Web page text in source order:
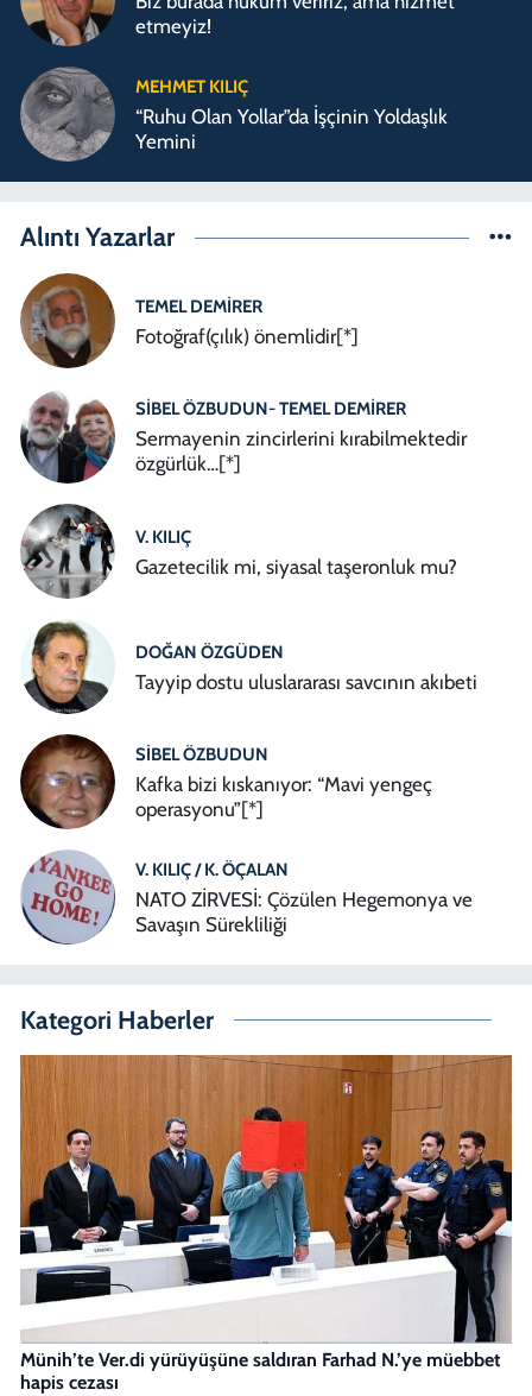
etmeyiz!
MEHMET KILIÇ
“Ruhu Olan Yollar”da İşçinin Yoldaşlık
Yemini
Alıntı Yazarlar
TEMEL DEMIRER
Fotoğraf(çılık) önemlidir[*]
SIBEL ÖZBUDUN- TEMEL DEMIRER
Sermayenin zincirlerini kırabilmektedir
özgürlük…[*]
V. KILIÇ
Gazetecilik mi, siyasal taşeronluk mu?
DOĞAN ÖZGÜDEN
Tayyip dostu uluslararası savcının akıbeti
SIBEL ÖZBUDUN
Kafka bizi kıskanıyor: “Mavi yengeç
operasyonu”[*]
V. KILIÇ / K. ÖÇALAN
NATO ZİRVESİ: Çözülen Hegemonya ve
Savaşın Sürekliliği
Kategori Haberler
Münih’te Ver.di yürüyüşüne saldıran Farhad N.’ye müebbet
hapis cezası